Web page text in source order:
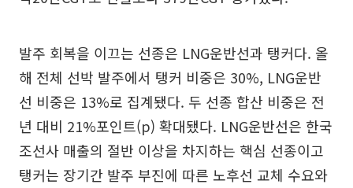
발주 회복을 이끄는 선종은 LNG운반선과 탱커다. 올
해 전체 선박 발주에서 탱커 비중은 30%, LNG운반
선 비중은 13%로 집계됐다. 두 선종 합산 비중은 전
년 대비 21%포인트(p) 확대됐다. LNG운반선은 한국
조선사 매출의 절반 이상을 차지하는 핵심 선종이고
탱커는 장기간 발주 부진에 따른 노후선 교체 수요와